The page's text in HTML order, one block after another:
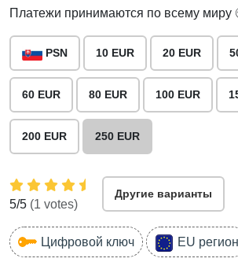
Платежи принимаются по всему миру
PSN 10 EUR 20 EUR
60 EUR 80 EUR 100 EUR
200 EUR 250 EUR
5/5 (1 votes)
Другие варианты
Цифровой ключ EU регион